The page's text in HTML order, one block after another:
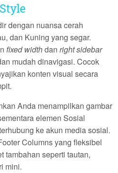
dengan nuansa cerah
, dan Kuning yang segar.
fixed widthdan right sidebar
mudah dinavigasi. Cocok
konten visual secara
Anda menampilkan gambar
elemen Sosial
ke akun media sosial.
Columnsyang fleksibel
tambahan seperti tautan,
mini.